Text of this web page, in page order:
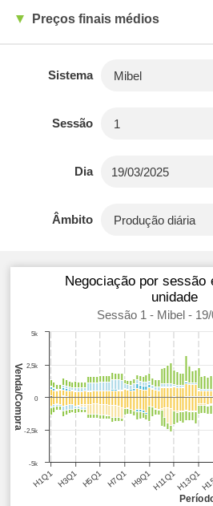
Preços finais médios
Sistema
Sessão
Dia
Âmbito
Venda/Compra
Negociação por sessão
unidade
Sessão 1 - Mibel -
H1Q1 H3Q1 H5Q1 H7Q1 H9Q1H11Q1H13Q1
0
-5k
-2,5k
2,5k
5k